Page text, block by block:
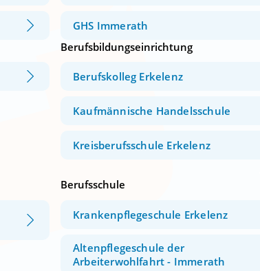
GHS Immerath
Berufsbildungseinrichtung
Berufskolleg Erkelenz
Kaufmännische Handelsschule
Kreisberufsschule Erkelenz
Berufsschule
Krankenpflegeschule Erkelenz
Altenpflegeschule der
Arbeiterwohlfahrt - Immerath